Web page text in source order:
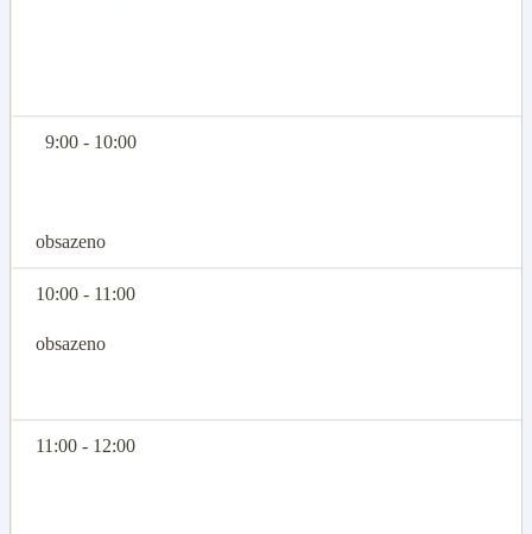
9:00 - 10:00
obsazeno
10:00 - 11:00
obsazeno
11:00 - 12:00